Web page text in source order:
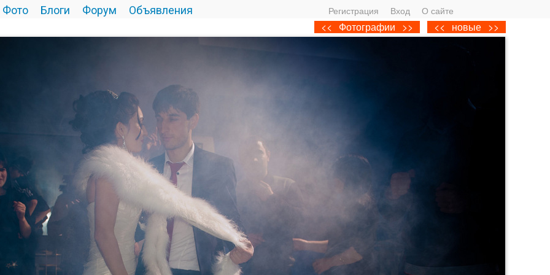
Фото Блоги Форум Объявления Регистрация Вход О сайте
<< новые >>
<< Фотографии >>